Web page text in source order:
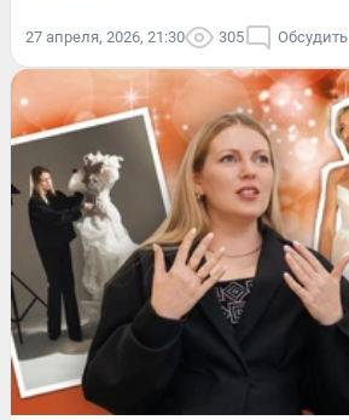
27 апреля, 2026, 21:30 305 Обсудить